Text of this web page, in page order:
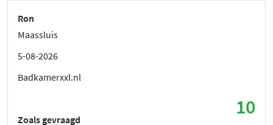
Ron
Maassluis
5-08-2026
Badkamerxxl.nl
10
Zoals gevraagd